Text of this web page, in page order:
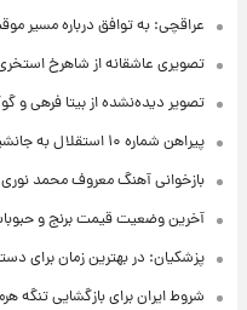
عراقچی: به توافق درباره مسیر
تصویری عاشقانه از شاهرخ
تصویر دیده‌نشده از بیتا
پیراهن شماره ۱۰ استقلال به جانشین رامین رضاییان رسید + عکس
بازخوانی آهنگ معروف محمد
آخرین وضعیت قیمت برنج و
پزشکیان: در بهترین زمان برای
شروط ایران برای بازگشایی تنگه